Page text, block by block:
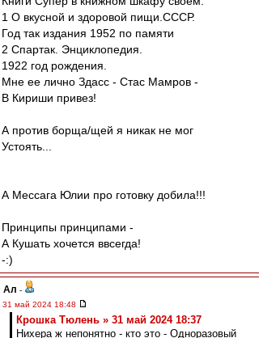
1 О вкусной и здоровой пищи.СССР.
Год так издания 1952 по памяти
2 Спартак. Энциклопедия.
1922 год рождения.
Мне ее лично Здасс - Стас Мамров -
В Кириши привез!
А против борща/щей я никак не мог
Устоять...
А Мессага Юлии про готовку добила!!!
Принципы принципами -
А Кушать хочется ввсегда!
-:)
Ал -
31 май 2024 18:48
Крошка Тюлень » 31 май 2024 18:37
Нихера ж непонятно - кто это - Одноразовый